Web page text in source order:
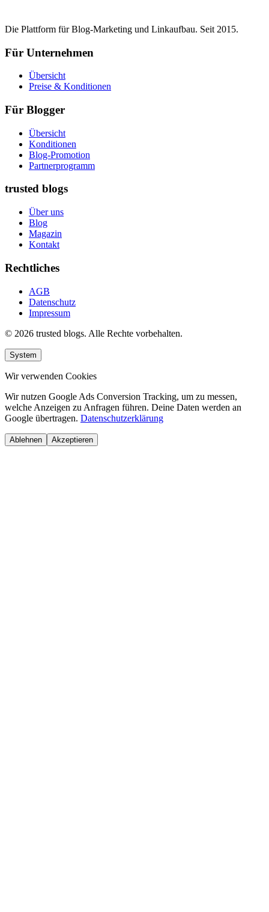
Die Plattform für Blog-Marketing und Linkaufbau. Seit 2015.
Für Unternehmen
Übersicht
Preise & Konditionen
Für Blogger
Übersicht
Konditionen
Blog-Promotion
Partnerprogramm
trusted blogs
Über uns
Blog
Magazin
Kontakt
Rechtliches
AGB
Datenschutz
Impressum
© 2026 trusted blogs. Alle Rechte vorbehalten.
System
Wir verwenden Cookies
Wir nutzen Google Ads Conversion Tracking, um zu messen,
welche Anzeigen zu Anfragen führen. Deine Daten werden an
Google übertragen. Datenschutzerklärung
Ablehnen Akzeptieren